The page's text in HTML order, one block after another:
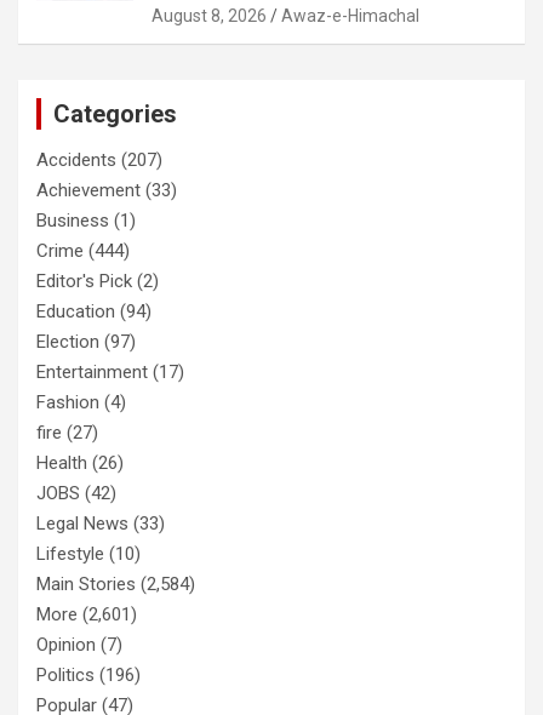
August 8, 2026 Awaz-e-Himachal
Categories
Accidents (207)
Achievement (33)
Business (1)
Crime (444)
Editor's Pick (2)
Education (94)
Election (97)
Entertainment (17)
Fashion (4)
fire (27)
Health (26)
JOBS (42)
Legal News (33)
Lifestyle (10)
Main Stories (2,584)
More (2,601)
Opinion (7)
Politics (196)
Popular (47)